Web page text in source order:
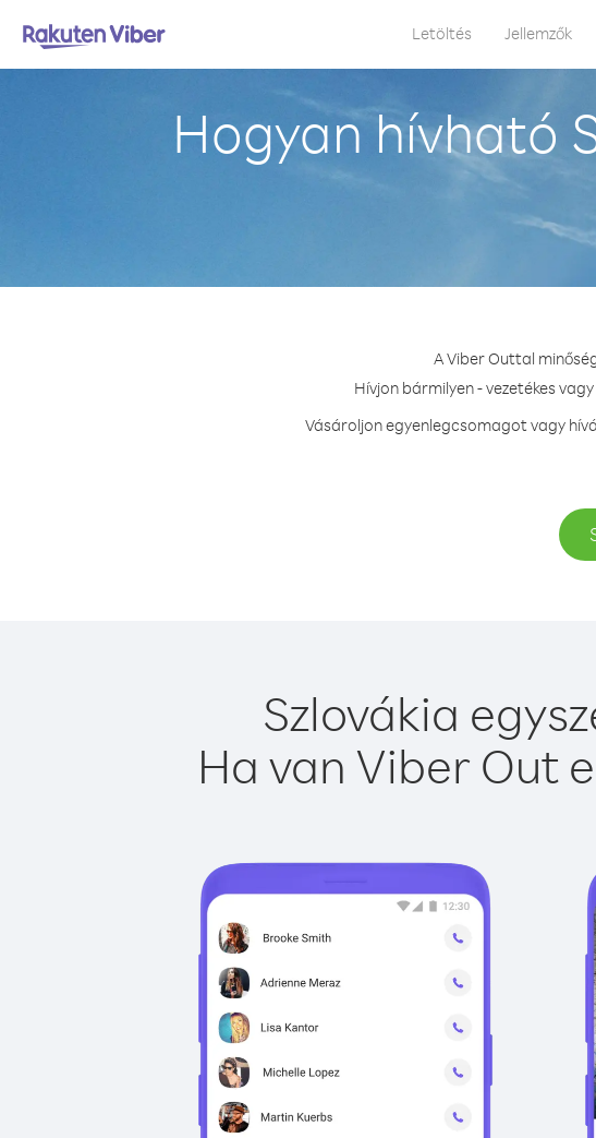
Letöltés Jellemzők
Hogyan hívható
A Viber Outtal
Hívjon bármilyen - vezetékes
Vásároljon egyenlegcsomagot vagy
Szlovákia
Ha van Viber Out